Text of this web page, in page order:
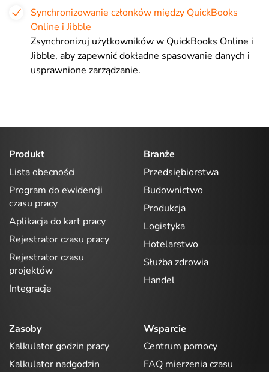
Synchronizowanie członków między QuickBooks
Online i Jibble
Zsynchronizuj użytkowników w QuickBooks Online i
Jibble, aby zapewnić dokładne spasowanie danych i
usprawnione zarządzanie.
Produkt
Lista obecności
Program do ewidencji
czasu pracy
Aplikacja do kart pracy
Rejestrator czasu pracy
Rejestrator czasu
projektów
Integracje
Branże
Przedsiębiorstwa
Budownictwo
Produkcja
Logistyka
Hotelarstwo
Służba zdrowia
Handel
Zasoby
Kalkulator godzin pracy
Kalkulator nadgodzin
Wsparcie
Centrum pomocy
FAQ mierzenia czasu